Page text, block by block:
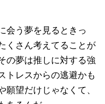
会う夢を見るときっ
くさん考えてることが
の夢は推しに対する強
トレスからの逃避かも
願望だけじゃなくて、